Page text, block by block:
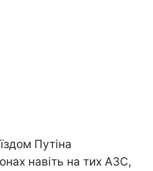
Путіна
навіть на тих АЗС,